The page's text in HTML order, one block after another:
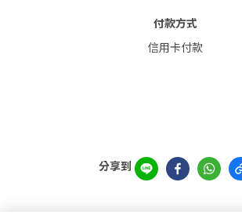
付款方式
信用卡付款
分享到